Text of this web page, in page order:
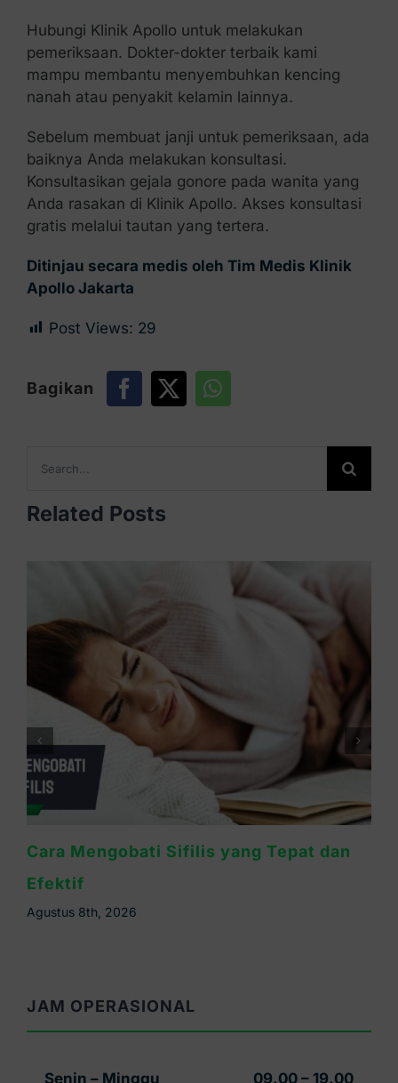
Hubungi Klinik Apollo untuk melakukan
pemeriksaan. Dokter-dokter terbaik kami
mampu membantu menyembuhkan kencing
nanah atau penyakit kelamin lainnya.
Sebelum membuat janji untuk pemeriksaan, ada
baiknya Anda melakukan konsultasi.
Konsultasikan gejala gonore pada wanita yang
Anda rasakan di Klinik Apollo. Akses konsultasi
gratis melalui tautan yang tertera.
Ditinjau secara medis oleh Tim Medis Klinik
Apollo Jakarta
Post Views: 29
Bagikan
for:
Related Posts
Lebih Bahaya Sifilis atau HIV? Ini
Penjelasannya
Agustus 6th, 2026
JAM OPERASIONAL
Senin – Minggu 09.00 – 19.00